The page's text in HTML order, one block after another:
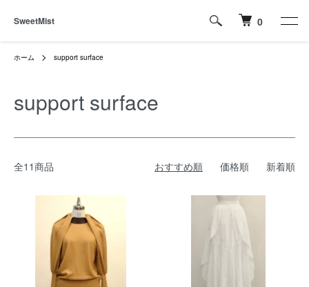
SweetMist 0
ホーム support surface
support surface
全11商品 おすすめ順 価格順 新着順